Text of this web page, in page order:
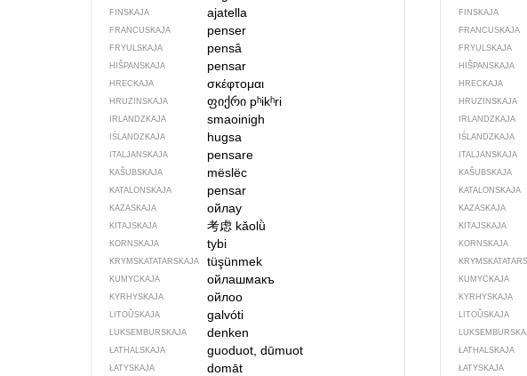
FINSKAJA ajatella
FRANCUSKAJA penser
FRYULSKAJA pensâ
HIŠPANSKAJA pensar
HRECKAJA σκέφτομαι
HRUZINSKAJA ფიქრი pʰikʰri
IRLANDZKAJA smaoinigh
IŚLANDZKAJA hugsa
ITALJANSKAJA pensare
KAŠUBSKAJA mëslëc
KATALONSKAJA pensar
KAZASKAJA ойлау
KITAJSKAJA 考虑 kǎolǜ
KORNSKAJA tybi
KRYMSKA­TATARSKAJA tüşünmek
KUMYCKAJA ойлашмакъ
KYRHYSKAJA ойлоо
LITOŬSKAJA galvóti
LUKSEMBURSKAJA denken
ŁATHALSKAJA guoduot, dūmuot
ŁATYSKAJA domāt
FINSKAJA
FRANCUSKAJA
FRYULSKAJA
HIŠPANSKAJA
HRECKAJA
HRUZINSKAJA
IRLANDZKAJA
IŚLANDZKAJA
ITALJANSKAJA
KAŠUBSKAJA
KATALONSKAJA
KAZASKAJA
KITAJSKAJA
KORNSKAJA
KUMYCKAJA
KYRHYSKAJA
LITOŬSKAJA
ŁATHALSKAJA
ŁATYSKAJA